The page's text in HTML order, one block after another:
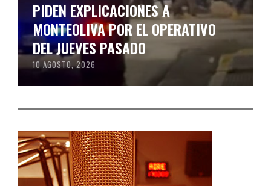
PIDEN EXPLICACIONES A
MONTEOLIVA POR EL OPERATIVO
DEL JUEVES PASADO
10 AGOSTO, 2026